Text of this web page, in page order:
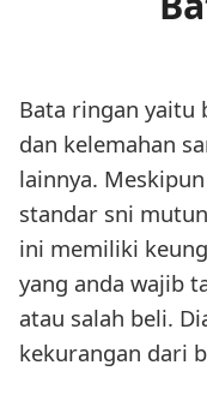
Bata ringan yaitu
dan kelemahan
lainnya.
standar sni
ini memiliki
yang anda wajib
atau salah beli.
kekurangan dari